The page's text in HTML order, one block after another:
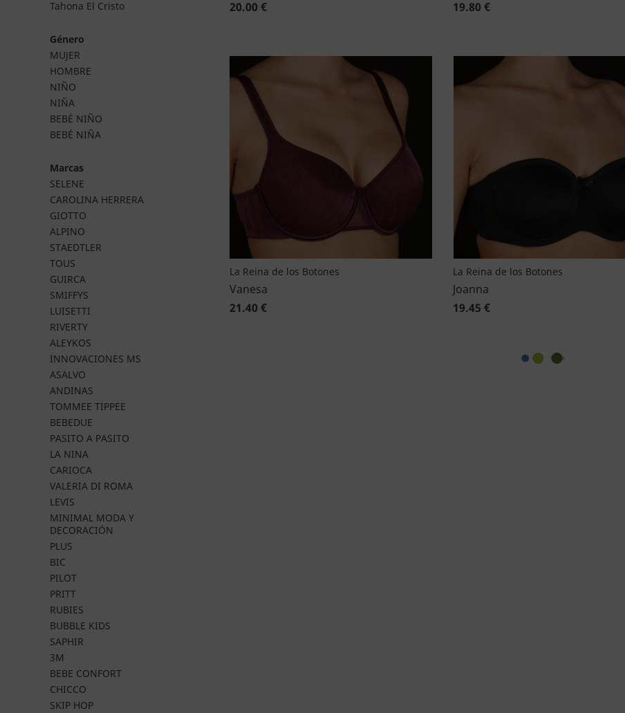
Tahona El Cristo
Género
MUJER
HOMBRE
NIÑO
NIÑA
BEBÉ NIÑO
BEBÉ NIÑA
Marcas
SELENE
CAROLINA HERRERA
GIOTTO
ALPINO
STAEDTLER
TOUS
GUIRCA
SMIFFYS
LUISETTI
RIVERTY
ALEYKOS
INNOVACIONES MS
ASALVO
ANDINAS
TOMMEE TIPPEE
BEBEDUE
PASITO A PASITO
LA NINA
CARIOCA
VALERIA DI ROMA
LEVIS
MINIMAL MODA Y
DECORACIÓN
PLUS
BIC
PILOT
PRITT
RUBIES
BUBBLE KIDS
SAPHIR
3M
BEBE CONFORT
CHICCO
SKIP HOP
20.00 €
19.80 €
La Reina de los Botones
Vanesa
21.40 €
La Reina de los Botones
Joanna
19.45 €